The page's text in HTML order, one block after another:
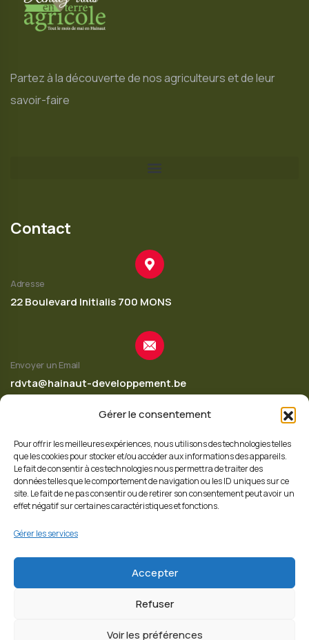
Gérer le consentement
Pour offrir les meilleures expériences, nous utilisons des technologies telles
que les cookies pour stocker et/ou accéder aux informations des appareils.
Le fait de consentir à ces technologies nous permettra de traiter des
données telles que le comportement de navigation ou les ID uniques sur ce
site. Le fait de ne pas consentir ou de retirer son consentement peut avoir un
effet négatif sur certaines caractéristiques et fonctions.
Gérer les services
Accepter
Refuser
Voir les préférences
Partez à la découverte de nos agriculteurs et de leur
savoir-faire
Contact
Adresse
22 Boulevard Initialis 700 MONS
Envoyer un Email
rdvta@hainaut-developpement.be
Appelez-nous
+32 65 342 620
Suivez nous